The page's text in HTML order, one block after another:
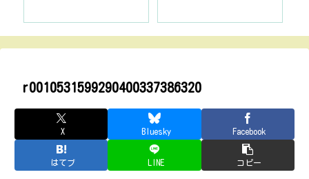
r0010531599290400337386320
X Bluesky Facebook
はてブ LINE コピー